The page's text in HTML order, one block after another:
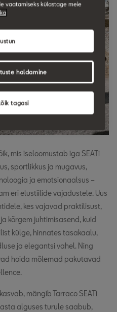
mis iseloomustab iga SEATi
sportlikkus ja mugavus,
ja emotsionaalsus –
eri elustiilide vajadustele. Uus
kes vajavad praktilisust,
kõrgem juhtimisasend, kuid
külge, hinnates tasakaalu,
ja elegantsi vahel. Ning
hoida mõlemad pakutavad
mängib Tarraco SEATi
alguses turule saabub,
vaatamiseks külastage meie
tagasi
haldamine